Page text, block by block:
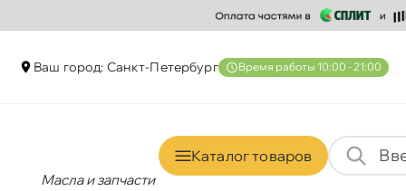
аш город: Санкт-Петербур ремя работы 10:00 - 21:00
Масла и запчасти
Каталог товаро